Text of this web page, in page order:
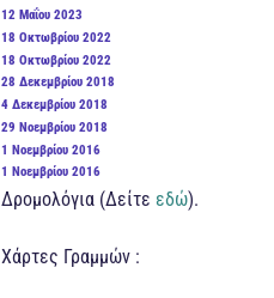
ΣΤΙΣ
ΔΗΜΟΣΙΕΎΤΗΚΕ
ΣΤΙΣ
12 Μαΐου 2023
ΔΗΜΟΣΙΕΎΤΗΚΕ
ΣΤΙΣ
18 Οκτωβρίου 2022
ΔΗΜΟΣΙΕΎΤΗΚΕ
ΣΤΙΣ
18 Οκτωβρίου 2022
ΔΗΜΟΣΙΕΎΤΗΚΕ
ΣΤΙΣ
28 Δεκεμβρίου 2018
ΔΗΜΟΣΙΕΎΤΗΚΕ
ΣΤΙΣ
4 Δεκεμβρίου 2018
ΔΗΜΟΣΙΕΎΤΗΚΕ
ΣΤΙΣ
29 Νοεμβρίου 2018
ΔΗΜΟΣΙΕΎΤΗΚΕ
ΣΤΙΣ
1 Νοεμβρίου 2016
ΔΗΜΟΣΙΕΎΤΗΚΕ
ΣΤΙΣ
1 Νοεμβρίου 2016
Δρομολόγια (Δείτε εδώ).
Χάρτες Γραμμών :